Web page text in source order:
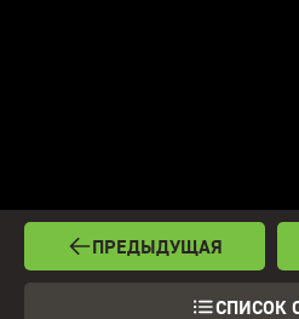
ПРЕДЫДУЩАЯ
СПИСОК